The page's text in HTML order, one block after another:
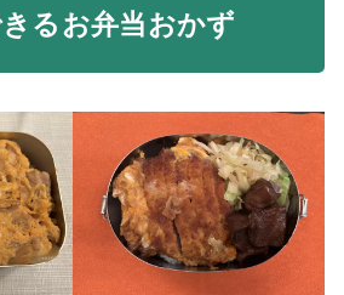
るお弁当おかず